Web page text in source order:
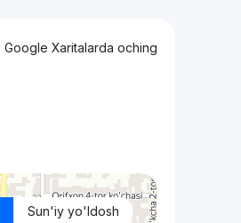
Google Xaritalarda oching
Sun'iy yo'ldosh